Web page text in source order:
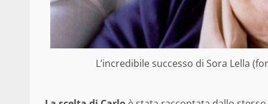
L’incredibile successo di Sora Lella